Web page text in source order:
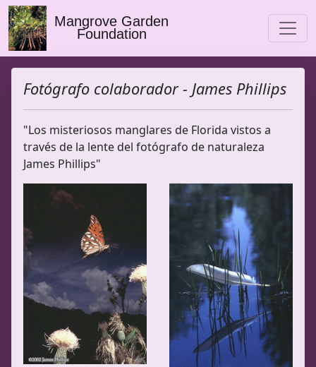
Mangrove Garden
Foundation
Fotógrafo colaborador - James Phillips
"Los misteriosos manglares de Florida vistos a
través de la lente del fotógrafo de naturaleza
James Phillips"